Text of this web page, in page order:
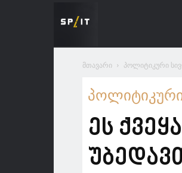
მთავარი პოლიტიკური
ეს